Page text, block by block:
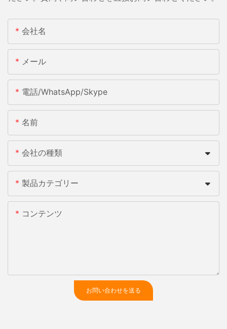
会社名
メール
電話/WhatsApp/Skype
名前
会社の種類
製品カテゴリー
コンテンツ
お問い合わせを送る